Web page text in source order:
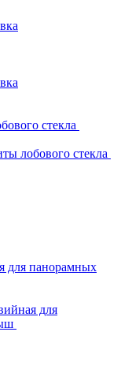
стекла
лобового стекла
для панорамных
для